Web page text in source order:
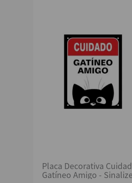
Escreva
Placa Decorativa
Gatíneo Amigo - Sinalize